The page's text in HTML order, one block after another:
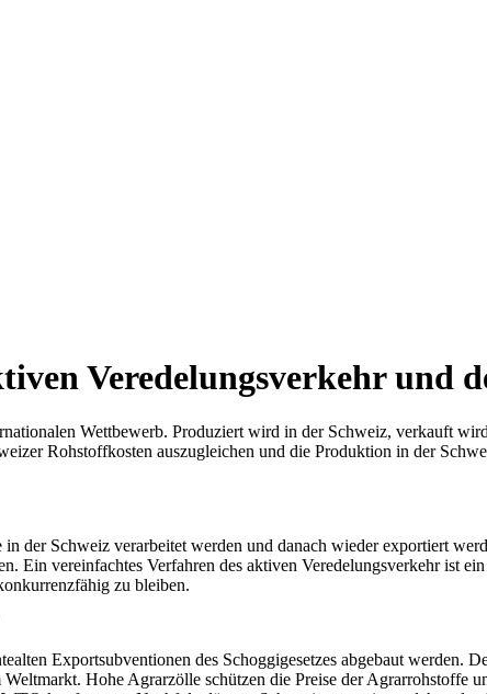
Veredelungsverkehr und
Wettbewerb. Produziert wird in der Schweiz, verkauft
Rohstoffkosten auszugleichen und die Produktion in der
der Schweiz verarbeitet werden und danach wieder exportiert
Ein vereinfachtes Verfahren des aktiven Veredelungsverkehr ist
zu bleiben.
Exportsubventionen des Schoggigesetzes abgebaut werden.
Hohe Agrarzölle schützen die Preise der Agrarrohstoffe